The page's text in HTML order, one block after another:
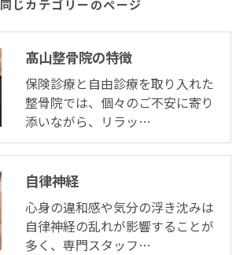
同じカテゴリーのページ
髙山整骨院の特徴
保険診療と自由診療を取り入れた
整骨院では、個々のご不安に寄り
添いながら、リラッ…
自律神経
心身の違和感や気分の浮き沈みは
自律神経の乱れが影響することが
多く、専門スタッフ…